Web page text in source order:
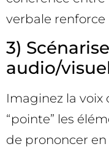
verbale
3)
audio/
Imaginez la
“pointe” les
de prononcer